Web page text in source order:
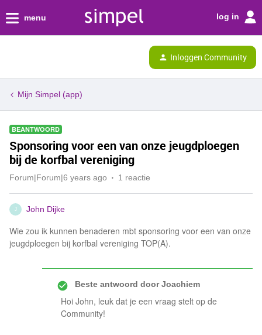
menu log in
Inloggen Community
Mijn Simpel (app)
BEANTWOORD
Sponsoring voor een van onze jeugdploegen
bij de korfbal vereniging
Forum|Forum|6 years ago 1 reactie
J John Dijke
Wie zou ik kunnen benaderen mbt sponsoring voor een van onze
jeugdploegen bij korfbal vereniging TOP(A).
Beste antwoord doorJoachiem
Hoi John, leuk dat je een vraag stelt op de
Community!